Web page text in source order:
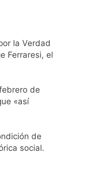
la Verdad
Ferraresi, el
de
«así
de
social.